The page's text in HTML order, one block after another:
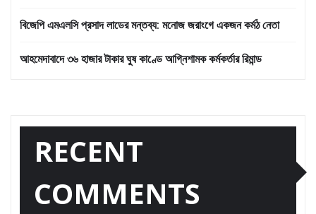
বিজেপি এমএলসি প্রসাদ লাডের মন্তব্য: মনোজ জরাংগে একজন কর্মঠ নেতা
আহমেদাবাদে ৩৬ হাজার টাকার ঘুষ কাণ্ডে আগ্নিশামক কর্মকর্তার রিমান্ড
RECENT
COMMENTS